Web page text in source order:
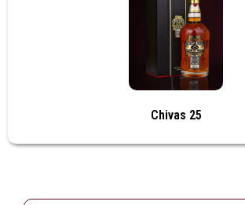
Chivas 25